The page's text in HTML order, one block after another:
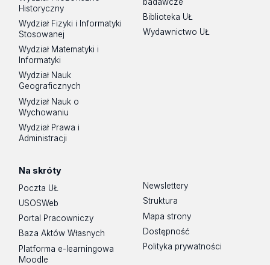
Historyczny
Wydział Fizyki i Informatyki
Stosowanej
Wydział Matematyki i
Informatyki
Wydział Nauk
Geograficznych
Wydział Nauk o
Wychowaniu
Wydział Prawa i
Administracji
Biblioteka UŁ
Wydawnictwo UŁ
Na skróty
Poczta UŁ
USOSWeb
Portal Pracowniczy
Baza Aktów Własnych
Platforma e-learningowa
Moodle
Newslettery
Struktura
Mapa strony
Dostępność
Polityka prywatności